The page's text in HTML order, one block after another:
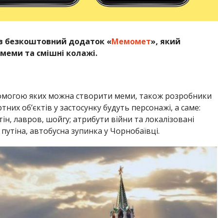
безкоштовний додаток «Мемомет», який
та смішні колажі.
яких можна створити меми, також розробники
об’єктів у застосунку будуть персонажі, а саме:
лавров, шойгу; атрибути війни та локалізовані
автобусна зупинка у Чорнобаївці.